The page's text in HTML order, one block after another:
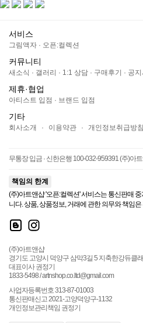
서비스
그림액자 · 오픈:컬렉션
커뮤니티
새소식 · 갤러리 · 1:1 상담 · 구매후기 · 공
제휴·협업
아티스트 입점 · 브랜드 입점
기타
회사소개 · 이용약관 · 개인정보취급방침
무통장 입금 · 신한은행 100-032-959391 (주)아
책임의 한계
(주)아트앤샵 '오픈:컬렉션' 서비스는 통신판매
니다. 상품, 상품정보, 거래에 관한 의무와 책임
(주)아트앤샵
경기도 고양시 덕양구 삼막3길 5 지축한강듀클
대표이사 권정기
1833-5498 / artnshop.co.ltd@gmail.com
사업자등록번호 313-87-01003
통신판매신고 2021-고양덕양구-1132
개인정보관리책임 권정기